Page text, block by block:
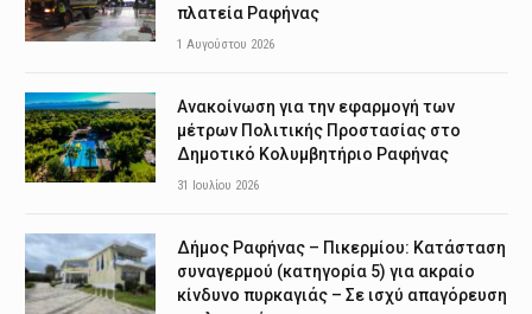
πλατεία Ραφήνας
1 Αυγούστου 2026
Ανακοίνωση για την εφαρμογή των
μέτρων Πολιτικής Προστασίας στο
Δημοτικό Κολυμβητήριο Ραφήνας
31 Ιουλίου 2026
Δήμος Ραφήνας – Πικερμίου: Κατάσταση
συναγερμού (κατηγορία 5) για ακραίο
κίνδυνο πυρκαγιάς – Σε ισχύ απαγόρευση